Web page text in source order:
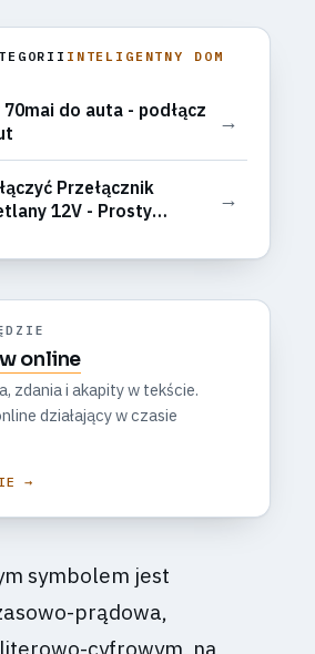
INTELIGENTNY DOM
do auta - podłącz
→
Przełącznik
12V - Prosty
→
online
zdania i akapity w tekście.
działający w czasie
→
symbolem jest
prądowa,